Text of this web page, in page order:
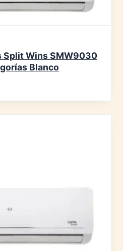
Split Wins SMW9030
Blanco